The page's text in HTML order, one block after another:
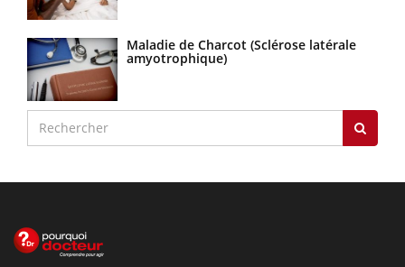
Maladie de Charcot (Sclérose latérale
amyotrophique)